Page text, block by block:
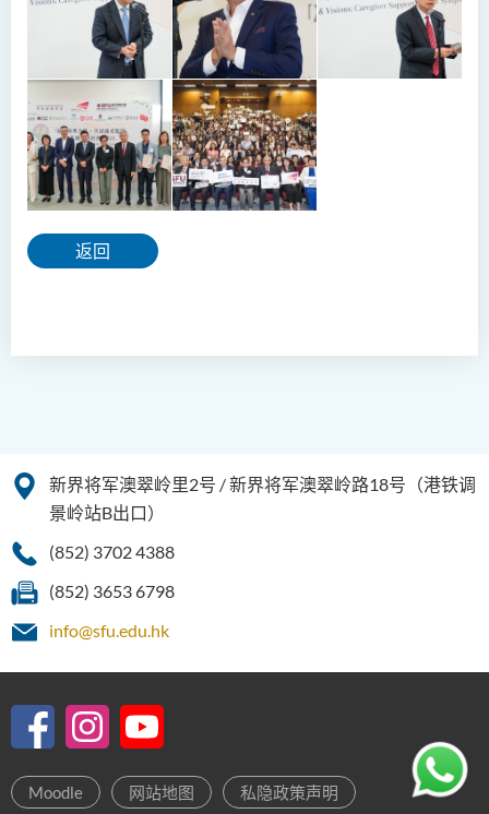
返回
新界将军澳翠岭里2号 / 新界将军澳翠岭路18号（港铁调
景岭站B出口）
(852) 3702 4388
(852) 3653 6798
info@sfu.edu.hk
Moodle 网站地图 私隐政策声明